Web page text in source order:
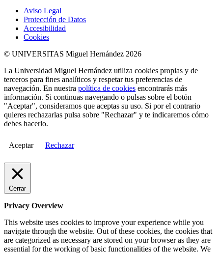
Aviso Legal
Protección de Datos
Accesibilidad
Cookies
© UNIVERSITAS Miguel Hernández 2026
La Universidad Miguel Hernández utiliza cookies propias y de
terceros para fines analíticos y respetar tus preferencias de
navegación. En nuestra política de cookies encontrarás más
información. Si continuas navegando o pulsas sobre el botón
"Aceptar", consideramos que aceptas su uso. Si por el contrario
quieres rechazarlas pulsa sobre "Rechazar" y te indicaremos cómo
debes hacerlo.
Aceptar Rechazar
Cerrar
Privacy Overview
This website uses cookies to improve your experience while you
navigate through the website. Out of these cookies, the cookies that
are categorized as necessary are stored on your browser as they are
essential for the working of basic functionalities of the website. We